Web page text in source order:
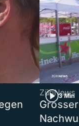
3 Min
ZüriNews